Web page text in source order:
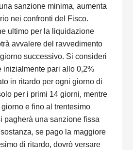
sanzione minima, aumenta
nei confronti del Fisco.
ultimo per la liquidazione
avvalere del ravvedimento
successivo. Si consideri
inizialmente pari allo 0,2%
in ritardo per ogni giorno di
per i primi 14 giorni, mentre
e fino al trentesimo
pagherà una sanzione fissa
se pago la maggiore
di ritardo, dovrò versare